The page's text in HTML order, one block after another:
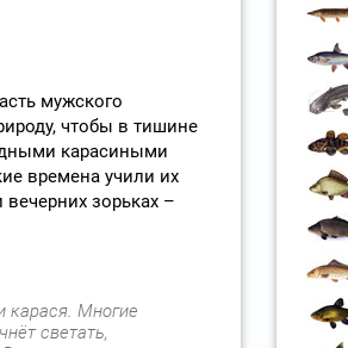
мужского
чтобы в тишине
карасиными
времена учили их
зорьках –
карася. Многие
светать,